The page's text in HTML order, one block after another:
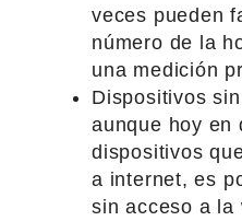
veces pueden
número de la
una medición
Dispositivos
aunque hoy en
dispositivos
a internet, es
sin acceso a la